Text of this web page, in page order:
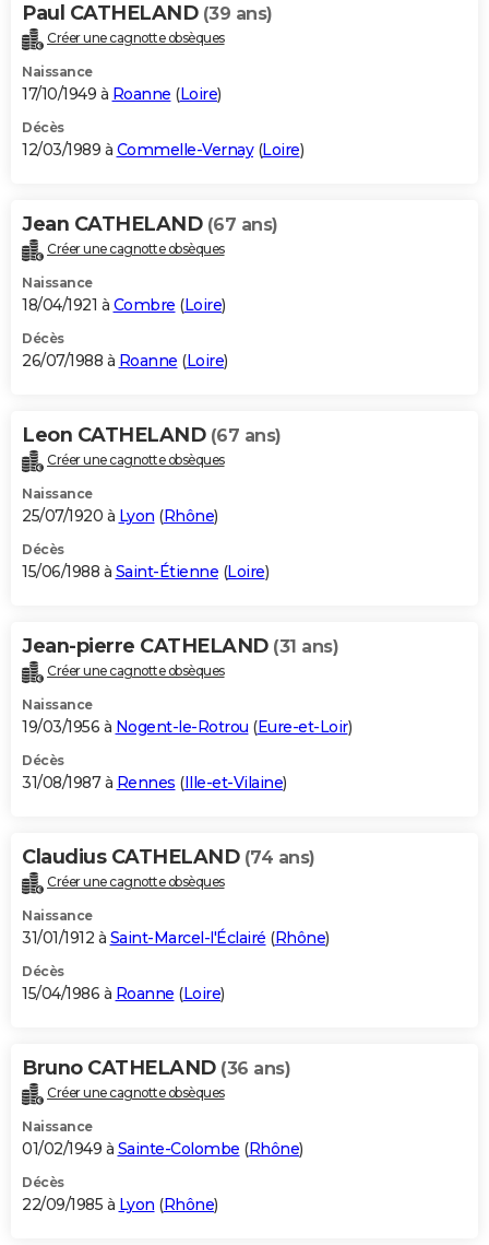
Paul CATHELAND (39 ans)
Créer une cagnotte obsèques
Naissance
17/10/1949 à Roanne (Loire)
Décès
12/03/1989 à Commelle-Vernay(Loire)
Jean CATHELAND (67 ans)
Créer une cagnotte obsèques
Naissance
18/04/1921 à Combre (Loire)
Décès
26/07/1988 à Roanne (Loire)
Leon CATHELAND (67 ans)
Créer une cagnotte obsèques
Naissance
25/07/1920 à Lyon (Rhône)
Décès
15/06/1988 à Saint-Étienne (Loire)
Jean-pierre CATHELAND (31 ans)
Créer une cagnotte obsèques
Naissance
19/03/1956 à Nogent-le-Rotrou (Eure-et-Loir)
Décès
31/08/1987 à Rennes (Ille-et-Vilaine)
Claudius CATHELAND (74 ans)
Créer une cagnotte obsèques
Naissance
31/01/1912 à Saint-Marcel-l'Éclairé (Rhône)
Décès
15/04/1986 à Roanne (Loire)
Bruno CATHELAND (36 ans)
Créer une cagnotte obsèques
Naissance
01/02/1949 à Sainte-Colombe (Rhône)
Décès
22/09/1985 à Lyon (Rhône)